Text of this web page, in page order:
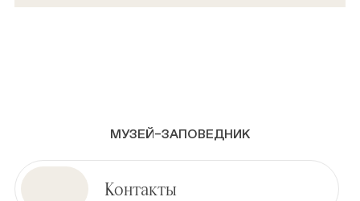
МУЗЕЙ–ЗАПОВЕДНИК
Контакты